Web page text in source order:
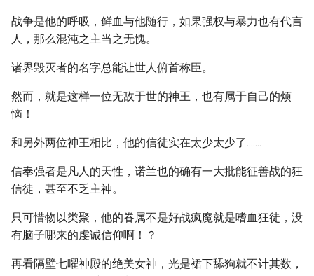
战争是他的呼吸，鲜血与他随行，如果强权与暴力也有代言
人，那么混沌之主当之无愧。
诸界毁灭者的名字总能让世人俯首称臣。
然而，就是这样一位无敌于世的神王，也有属于自己的烦
恼！
和另外两位神王相比，他的信徒实在太少太少了.......
信奉强者是凡人的天性，诺兰也的确有一大批能征善战的狂
信徒，甚至不乏主神。
只可惜物以类聚，他的眷属不是好战疯魔就是嗜血狂徒，没
有脑子哪来的虔诚信仰啊！？
再看隔壁七曜神殿的绝美女神，光是裙下舔狗就不计其数，